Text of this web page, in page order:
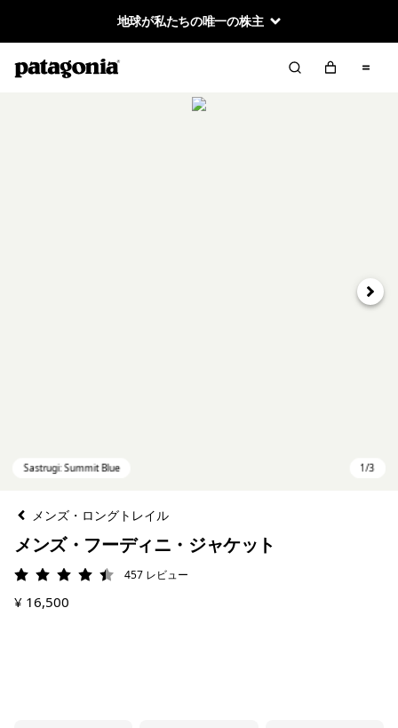
地球が私たちの唯一の株主
次へ
メンズ・ロングトレイル
メンズ・フーディニ・ジャケット
評価: 4.5 / 5457 レビュー
¥ 16,500